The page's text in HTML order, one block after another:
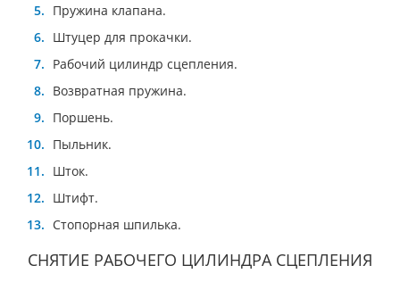
Пружина клапана.
Штуцер для прокачки.
Рабочий цилиндр сцепления.
Возвратная пружина.
Поршень.
Пыльник.
Шток.
Штифт.
Стопорная шпилька.
СНЯТИЕ РАБОЧЕГО ЦИЛИНДРА СЦЕПЛЕНИЯ